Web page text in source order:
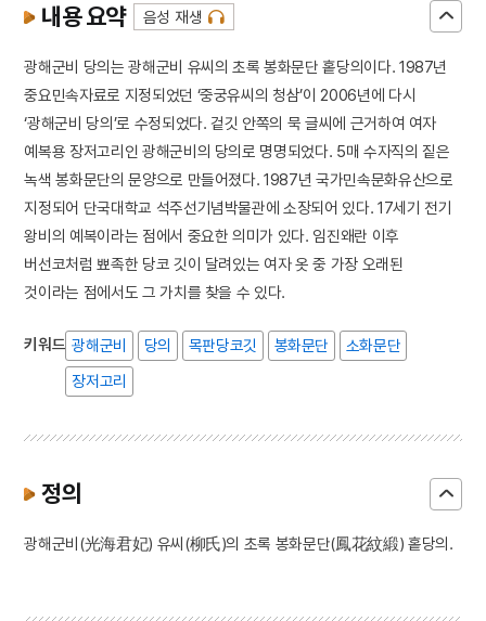
내용 요약 음성 재생
광해군비 당의는 광해군비 유씨의 초록 봉화문단 홑당의이다. 1987년
중요민속자료로 지정되었던 ‘중궁유씨의 청삼’이 2006년에 다시
‘광해군비 당의’로 수정되었다. 겉깃 안쪽의 묵 글씨에 근거하여 여자
예복용 장저고리인 광해군비의 당의로 명명되었다. 5매 수자직의 짙은
녹색 봉화문단의 문양으로 만들어졌다. 1987년 국가민속문화유산으로
지정되어 단국대학교 석주선기념박물관에 소장되어 있다. 17세기 전기
왕비의 예복이라는 점에서 중요한 의미가 있다. 임진왜란 이후
버선코처럼 뾰족한 당코 깃이 달려있는 여자 옷 중 가장 오래된
것이라는 점에서도 그 가치를 찾을 수 있다.
키워드 광해군비 당의 목판당코깃 봉화문단
소화문단
장저고리
정의
광해군비(光海君妃) 유씨(柳氏)의 초록 봉화문단(鳳花紋緞) 홑당의.